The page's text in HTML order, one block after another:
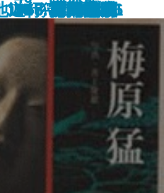
7 狩野探幽
23 高橋由一
1959.4
36 前田青邨
44 棟方志功
1958.6
遊行―
17 葛飾北斎
41 岸田劉生
1957.11
15 司馬江漢
28 藤島武二
1957.1